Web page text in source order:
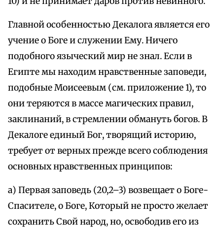
Главной особенностью Декалога является его
учение о Боге и служении Ему. Ничего
подобного языческий мир не знал. Если в
Египте мы находим нравственные заповеди,
подобные Моисеевым (см. приложение 1), то
они теряются в массе магических правил,
заклинаний, в стремлении обмануть богов. В
Декалоге единый Бог, творящий историю,
требует от верных прежде всего соблюдения
основных нравственных принципов:
а) Первая заповедь (20,2–3) возвещает о Боге-
Спасителе, о Боге, Который не просто желает
сохранить Свой народ, но, освободив его из